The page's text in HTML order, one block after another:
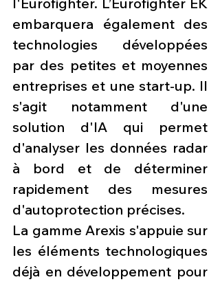
embarquera également des
technologies développées
par des petites et moyennes
entreprises et une start-up. Il
s'agit notamment d'une
solution d'IA qui permet
d'analyser les données radar
à bord et de déterminer
rapidement des mesures
d'autoprotection précises.
La gamme Arexis s'appuie sur
les éléments technologiques
déjà en développement pour